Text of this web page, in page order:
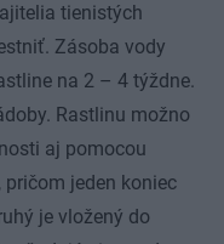
tienistých
Zásoba vody
na 2 – 4 týždne.
Rastlinu možno
aj pomocou
jeden koniec
je vložený do